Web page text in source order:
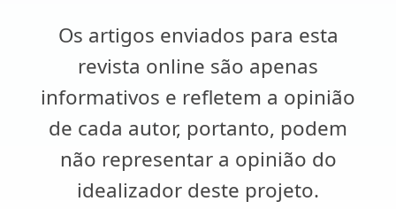
Os artigos enviados para esta
revista online são apenas
informativos e refletem a opinião
de cada autor, portanto, podem
não representar a opinião do
idealizador deste projeto.